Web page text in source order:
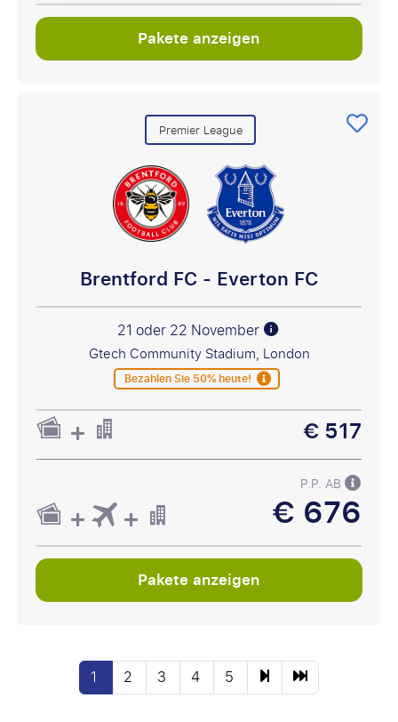
Pakete anzeigen
Premier League
Brentford FC - Everton FC
21 oder 22 November
Gtech Community Stadium, London
Bezahlen Sie 50% heute!
€ 517
P.P. AB
€ 676
Pakete anzeigen
1 2 3 4 5